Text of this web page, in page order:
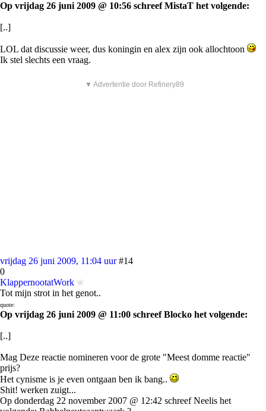
Op vrijdag 26 juni 2009 @ 10:56 schreef MistaT het volgende:
[..]
LOL dat discussie weer, dus koningin en alex zijn ook allochtoon
Ik stel slechts een vraag.
▼ Advertentie door Refinery89
vrijdag 26 juni 2009, 11:04 uur #14
0
KlappernootatWork
Tot mijn strot in het genot..
quote:
Op vrijdag 26 juni 2009 @ 11:00 schreef Blocko het volgende:
[..]
Mag Deze reactie nomineren voor de grote "Meest domme reactie"
prijs?
Het cynisme is je even ontgaan ben ik bang..
Shit! werken zuigt...
Op donderdag 22 november 2007 @ 12:42 schreef Neelis het